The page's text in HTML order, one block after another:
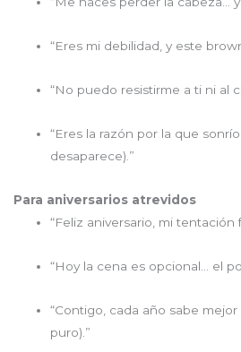
“Eres mi debilidad, y este
“No puedo resistirme a ti ni al
“Eres la razón por la que
desaparece).”
Para aniversarios atrevidos
“Feliz aniversario, mi tentación
“Hoy la cena es opcional… el
“Contigo, cada año sabe
puro).”